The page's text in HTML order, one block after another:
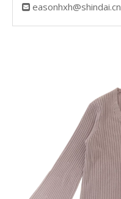
 easonhxh@shindai.cn